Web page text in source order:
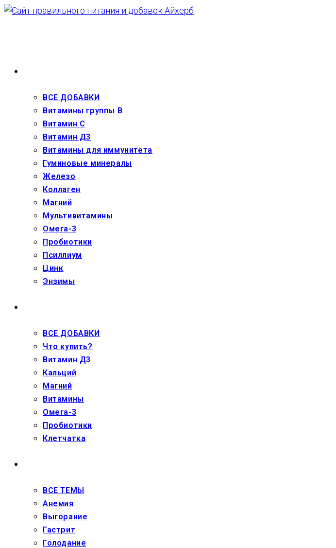
Перейти
ВСЕ ДОБАВКИ
Витамины группы В
Витамин С
Витамин Д3
Витамины для иммунитета
Гуминовые минералы
Железо
Коллаген
Магний
Мультивитамины
Омега-3
Пробиотики
Псиллиум
Цинк
Энзимы
ВСЕ ДОБАВКИ
Что купить?
Витамин Д3
Кальций
Магний
Витамины
Омега-3
Пробиотики
Клетчатка
ВСЕ ТЕМЫ
Анемия
Выгорание
Гастрит
Голодание